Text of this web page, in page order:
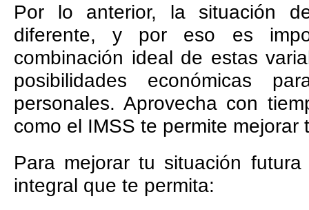
Por lo anterior, la situación
diferente, y por eso es
combinación ideal de estas
posibilidades económicas
personales. Aprovecha con
como el IMSS te permite mejorar
Para mejorar tu situación
integral que te permita: